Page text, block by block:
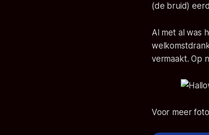
(de bruid)
Al met al was
vermaakt. Op
Voor meer